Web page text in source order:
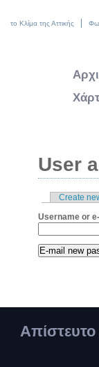
το Κλίμα της Αττικής
User
Create
Username or
Απίστευτο